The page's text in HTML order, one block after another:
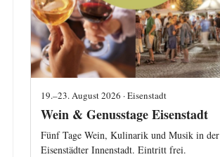
19.–23. August 2026 · Eisenstadt
Wein & Genusstage Eisenstadt
Fünf Tage Wein, Kulinarik und Musik in der
Eisenstädter Innenstadt. Eintritt frei.